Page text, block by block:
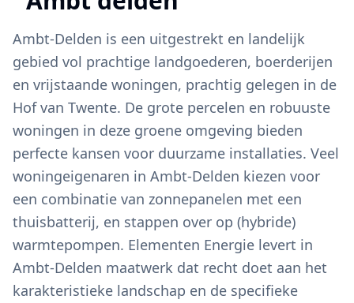
Ambt-Delden is een uitgestrekt en landelijk
gebied vol prachtige landgoederen, boerderijen
en vrijstaande woningen, prachtig gelegen in de
Hof van Twente. De grote percelen en robuuste
woningen in deze groene omgeving bieden
perfecte kansen voor duurzame installaties. Veel
woningeigenaren in Ambt-Delden kiezen voor
een combinatie van zonnepanelen met een
thuisbatterij, en stappen over op (hybride)
warmtepompen. Elementen Energie levert in
Ambt-Delden maatwerk dat recht doet aan het
karakteristieke landschap en de specifieke